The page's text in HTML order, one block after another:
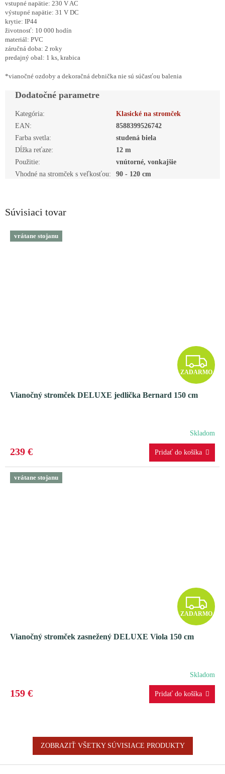
Súvisiaci tovar
vrátane stojanu
Z
A
R
M
ZADARMO
Vianočný stromček DELUXE jedlička Bernard 150 cm
Skladom
239 €
vrátane stojanu
Z
A
R
M
ZADARMO
Vianočný stromček zasnežený DELUXE Viola 150 cm
Skladom
159 €
ZOBRAZIŤ VŠETKY SÚVISIACE PRODUKTY
vstupné napätie: 230 V AC
výstupné napätie: 31 V DC
krytie: IP44
životnosť: 10 000 hodín
materiál: PVC
záručná doba: 2 roky
predajný obal: 1 ks, krabica
*vianočné ozdoby a dekoračná debnička nie sú súčasťou balenia
Dodatočné parametre
Kategória:
Klasické na stromček
EAN:
8588399526742
Farba svetla:
studená biela
Dĺžka reťaze:
12 m
Použitie:
vnútorné, vonkajšie
Vhodné na stromček s veľkosťou: 90 - 120 cm